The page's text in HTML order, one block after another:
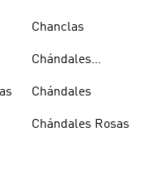
Chanclas
Chándales
Chándales
Chándales Rosas